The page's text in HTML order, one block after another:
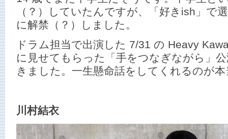
（？）していたんですが、「好きish」で
に解禁（？）しました。
ドラム担当で出演した 7/31 の Heavy
に見せてもらった「手をつなぎながら」
きました。一生懸命話をしてくれるのが
川村結衣